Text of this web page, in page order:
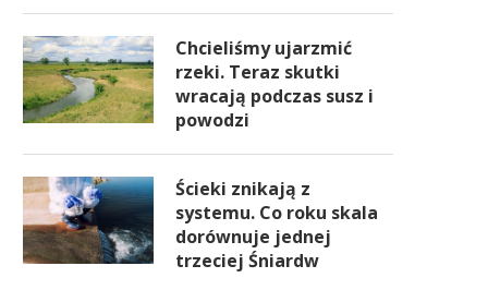
Chcieliśmy ujarzmić
rzeki. Teraz skutki
wracają podczas susz i
powodzi
Ścieki znikają z
systemu. Co roku skala
dorównuje jednej
trzeciej Śniardw